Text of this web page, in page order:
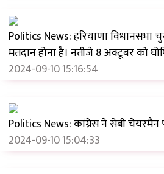
Politics News: हरियाणा विधानसभा
मतदान होना है। नतीजे 8 अक्टूबर को
2024-09-10 15:16:54
Politics News: कांग्रेस ने सेबी
2024-09-10 15:04:33